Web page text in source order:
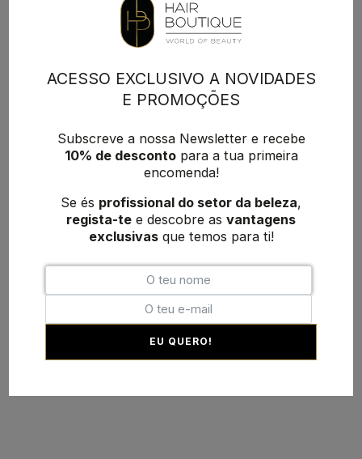
ACESSO EXCLUSIVO A NOVIDADES
E PROMOÇÕES
Subscreve a nossa Newsletter e recebe
10% de descontopara a tua primeira
encomenda!
Se és profissional do setor da beleza,
regista-te e descobre as vantagens
exclusivasque temos para ti!
EU QUERO!